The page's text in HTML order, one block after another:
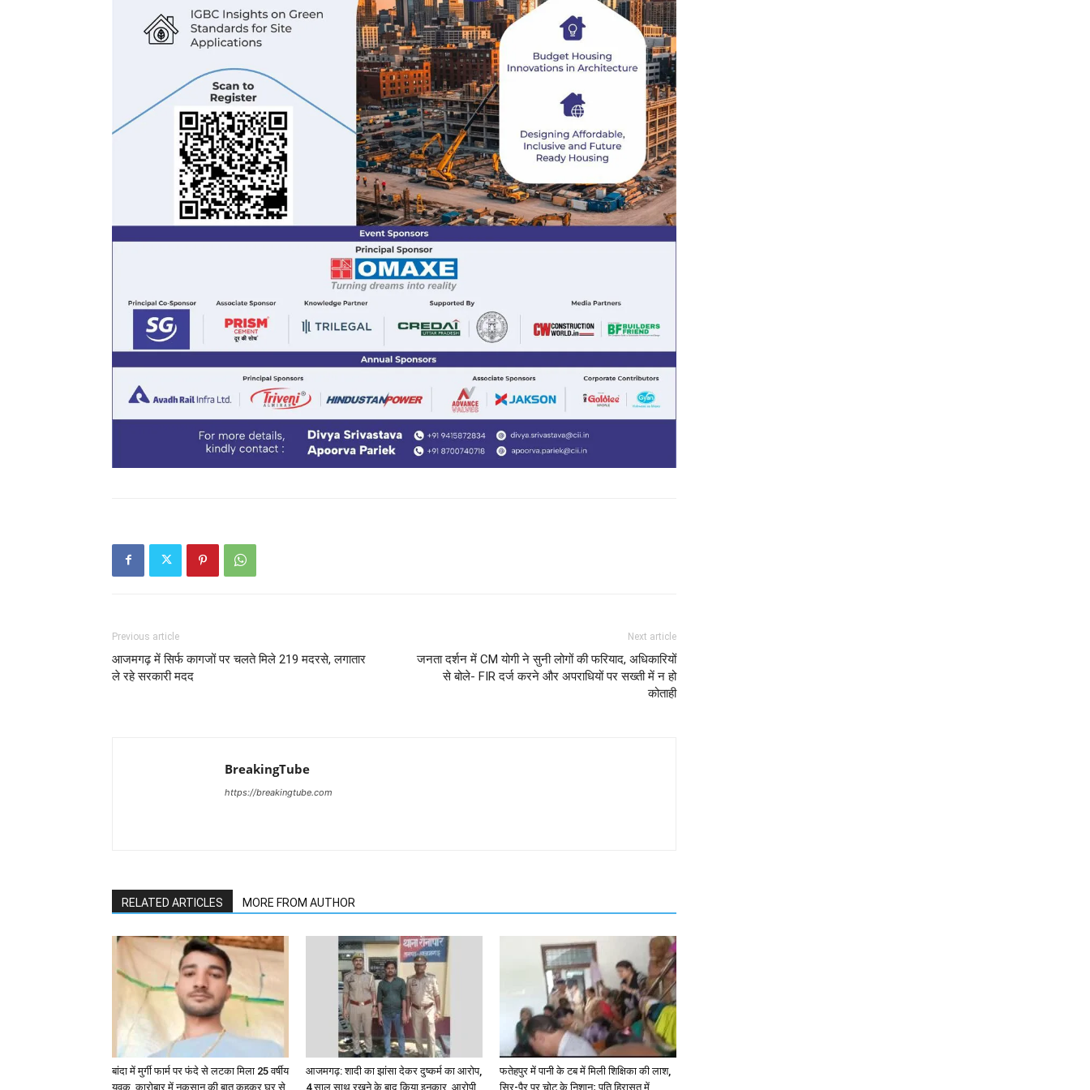
Previous article
आजमगढ़ में सिर्फ कागजों पर चलते मिले 219 मदरसे, लगातार
ले रहे सरकारी मदद
Next article
जनता दर्शन में CM योगी ने सुनी लोगों की फरियाद, अधिकारियों
से बोले- FIR दर्ज करने और अपराधियों पर सख्ती में न हो
कोताही
BreakingTube
https://breakingtube.com
RELATED ARTICLES MORE FROM AUTHOR
बांदा में मुर्गी फार्म पर फंदे से लटका मिला 25 वर्षीय
युवक, कारोबार में नुकसान की बात कहकर घर से
आजमगढ़: शादी का झांसा देकर दुष्कर्म का आरोप,
4 साल साथ रखने के बाद किया इनकार, आरोपी
फतेहपुर में पानी के टब में मिली शिक्षिका की लाश,
सिर-पैर पर चोट के निशान; पति हिरासत में